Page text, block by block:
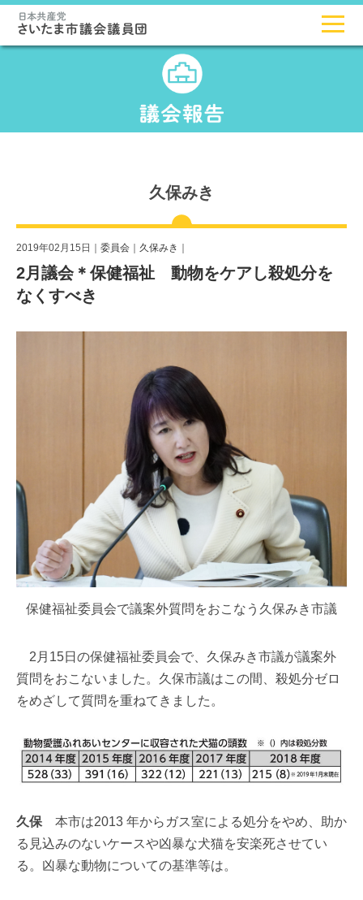
久保みき
2019年02月15日｜ 委員会 久保みき
2月議会＊保健福祉 動物をケアし殺処分を
なくすべき
保健福祉委員会で議案外質問をおこなう久保みき市議
2月15日の保健福祉委員会で、久保みき市議が議案外
質問をおこないました。久保市議はこの間、殺処分ゼロ
をめざして質問を重ねてきました。
久保 本市は2013 年からガス室による処分をやめ、助か
る見込みのないケースや凶暴な犬猫を安楽死させてい
る。凶暴な動物についての基準等は。